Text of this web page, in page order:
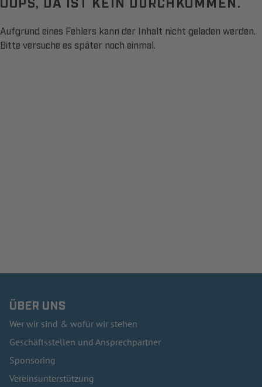
Aufgrund eines Fehlers kann der Inhalt nicht geladen werden.
Bitte versuche es später noch einmal.
ÜBER UNS
Wer wir sind & wofür wir stehen
Geschäftsstellen und Ansprechpartner
Sponsoring
Vereinsunterstützung